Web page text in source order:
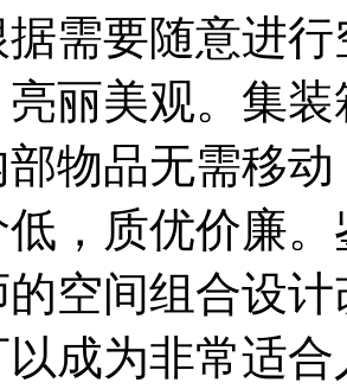
需要随意进
丽美观。集
物品无需移
，质优价廉
空间组合设
以成为非常适